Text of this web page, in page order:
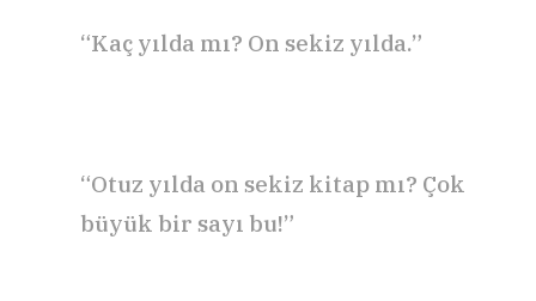
“Kaç yılda mı? On sekiz yılda.”
“Otuz yılda on sekiz kitap mı? Çok
büyük bir sayı bu!”